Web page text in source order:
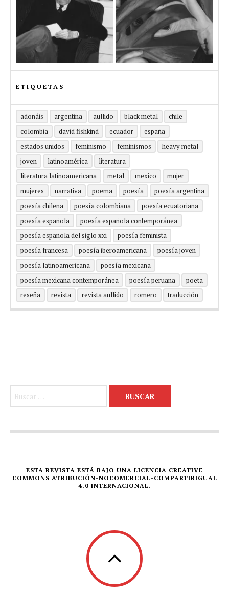
ETIQUETAS
adonáis argentina aullido black metal
chile
colombia
david fishkind ecuador
españa
estados unidos
feminismo feminismos
heavy metal
joven
latinoamérica
literatura
literatura latinoamericana
metal mexico
mujer
mujeres
narrativa poema poesía
poesía argentina
poesía chilena
poesía colombiana
poesía ecuatoriana
poesía española
poesía española contemporánea
poesía española del siglo xxi
poesía feminista
poesía francesa
poesía iberoamericana
poesía joven
poesía latinoamericana
poesía mexicana
poesía mexicana contemporánea
poesía peruana
poeta
reseña
revista revista aullido romero traducción
ESTA REVISTA ESTÁ BAJO UNA LICENCIA CREATIVE
COMMONS ATRIBUCIÓN-NOCOMERCIAL-COMPARTIRIGUAL
4.0 INTERNACIONAL.